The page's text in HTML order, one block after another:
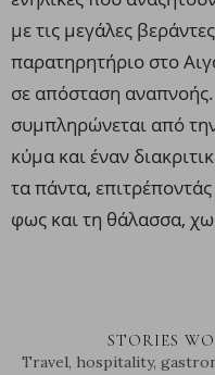
με τις μεγάλες
παρατηρητήριο στο
σε απόσταση
συμπληρώνεται από
κύμα και έναν
τα πάντα,
φως και τη θάλασσα,
STORIES
Travel, hospitality,